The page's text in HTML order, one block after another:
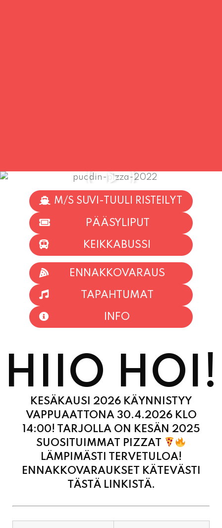
M/S SUVI-TUULI RISTEILYT
PÄÄSYLIPUT
KEIKKABUSSI
ENNAKKOVARAUS
TAPAHTUMAT
INFO
HIIO HOI!
KESÄKAUSI 2026 KÄYNNISTYY
VAPPUAATTONA 30.4.2026 KLO
14:00! TARJOLLA ON KESÄN 2025
SUOSITUIMMAT PIZZAT
LÄMPIMÄSTI TERVETULOA!
ENNAKKOVARAUKSET KÄTEVÄSTI
TÄSTÄ LINKISTÄ.